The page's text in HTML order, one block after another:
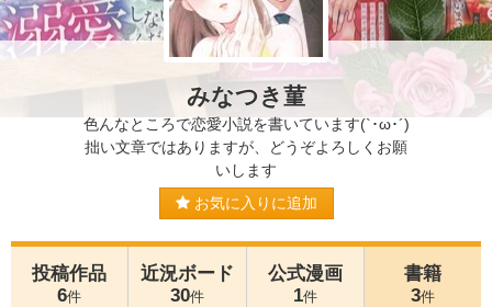
みなつき菫
色んなところで恋愛小説を書いています(`･ω･´)
拙い文章ではありますが、どうぞよろしくお願
いします
お気に入りに追加
投稿作品
6件
近況ボード
30件
公式漫画
1件
書籍
3件